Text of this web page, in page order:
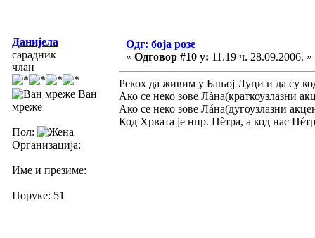
Данијела
сарадник
члан
Ван
мреже
Пол:
Организација:
Име и презиме:
Поруке: 51
Одг: боја розе
« Одговор #10 у: 11.19 ч. 28.09.2006. »
Рекох да живим у Бањој Луци и да су
Ако се неко зове Лàна(краткоузлазни
Ако се неко зове Лáна(дугоузлазни
Код Хрвата је нпр. Пèтра, а код нас